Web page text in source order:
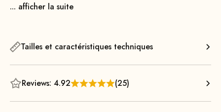
... afficher la suite
Tailles et caractéristiques techniques
Reviews: 4.92 (25)